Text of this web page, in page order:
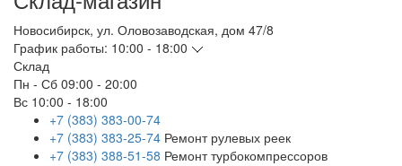
Новосибирск, ул. Оловозаводская, дом 47/8
График работы: 10:00 - 18:00
Склад
Пн - Сб 09:00 - 20:00
Вс 10:00 - 18:00
+7 (383) 383-00-74
+7 (383) 383-25-74 Ремонт рулевых реек
+7 (383) 388-51-58 Ремонт турбокомпрессоров